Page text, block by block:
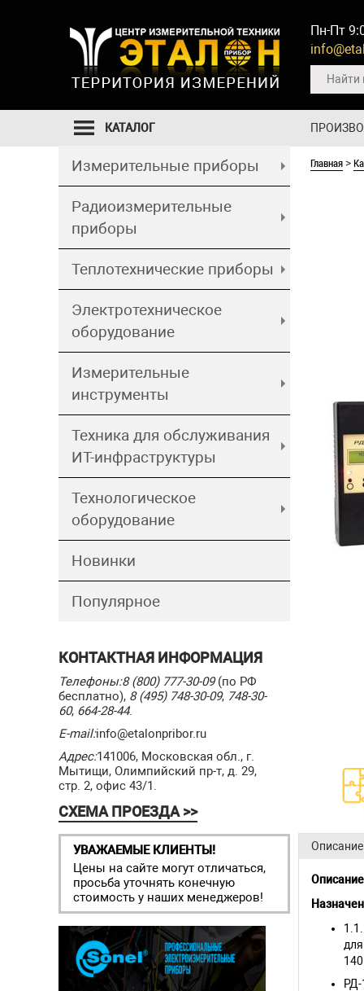
Пн-Пт
КАТАЛОГ
Измерительные приборы
Радиоизмерительные
приборы
Теплотехнические приборы
Электротехническое
оборудование
Измерительные
инструменты
Техника для обслуживания
ИТ-инфраструктуры
Технологическое
оборудование
Новинки
Популярное
КОНТАКТНАЯ ИНФОРМАЦИЯ
Телефоны:8 (800) 777-30-09(по РФ
бесплатно), 8 (495) 748-30-09, 748-30-
60, 664-28-44.
E-mail:info@etalonpribor.ru
Адрес:141006, Московская обл., г.
Мытищи, Олимпийский пр-т, д. 29,
стр. 2, офис 43/1.
СХЕМА ПРОЕЗДА >>
УВАЖАЕМЫЕ КЛИЕНТЫ!
Цены на сайте могут отличаться,
просьба уточнять конечную
стоимость у наших менеджеров!
Главная >
Описание
140
РД-